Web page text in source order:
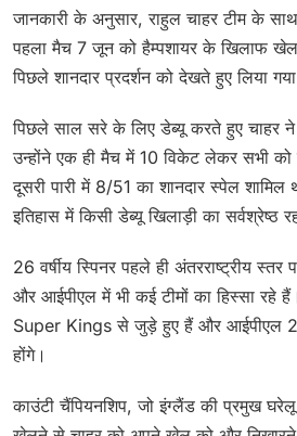
जानकारी के अनुसार, राहुल चाहर टीम के
पहला मैच 7 जून को हैम्पशायर के खिलाफ
पिछले शानदार प्रदर्शन को देखते हुए लिया
पिछले साल सरे के लिए डेब्यू करते हुए चाहर ने
उन्होंने एक ही मैच में 10 विकेट लेकर सभी को
दूसरी पारी में 8/51 का शानदार स्पेल
इतिहास में किसी डेब्यू खिलाड़ी का सर्वश्रेष्ठ
26 वर्षीय स्पिनर पहले ही अंतरराष्ट्रीय
और आईपीएल में भी कई टीमों का हिस्सा रहे
Super Kings से जुड़े हुए हैं और आईपीएल
होंगे।
काउंटी चैंपियनशिप, जो इंग्लैंड की प्रमुख घरेलू